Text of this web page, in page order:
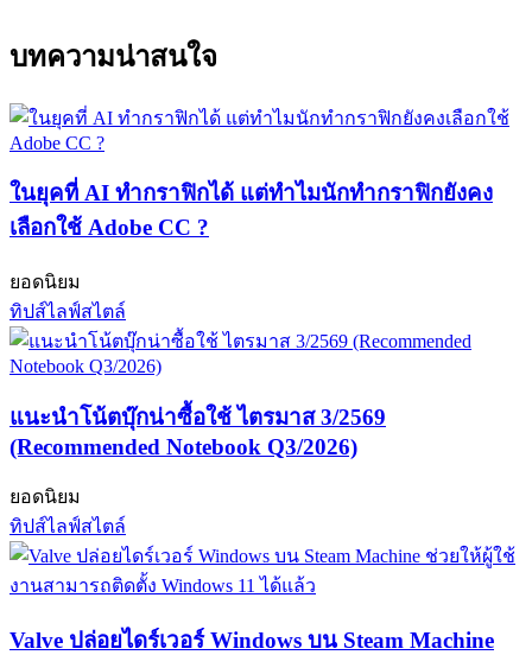
บทความน่าสนใจ
ในยุคที่ AI ทำกราฟิกได้ แต่ทำไมนักทำกราฟิกยังคง
เลือกใช้ Adobe CC ?
ยอดนิยม
ทิปส์ไลฟ์สไตล์
แนะนำโน้ตบุ๊กน่าซื้อใช้ ไตรมาส 3/2569
(Recommended Notebook Q3/2026)
ยอดนิยม
ทิปส์ไลฟ์สไตล์
Valve ปล่อยไดร์เวอร์ Windows บน Steam Machine